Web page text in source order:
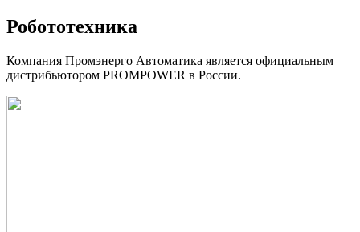
Робототехника
Компания Промэнерго Автоматика является официальным
дистрибьютором PROMPOWER в России.